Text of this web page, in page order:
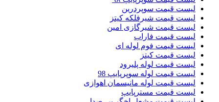
لیست قیمت سوپردرین
لیست قیمت شیرفلکه کیتز
لیست قیمت شیرگازی امین
لیست قیمت فاراب
لیست قیمت فوم لوله ای
لیست قیمت کیتز
لیست قیمت لوله پلیرود
لیست قیمت لوله سوپرپایپ 98
لیست قیمت لوله مانیسمان اهوازی
لیست قیمت مسترپایپ